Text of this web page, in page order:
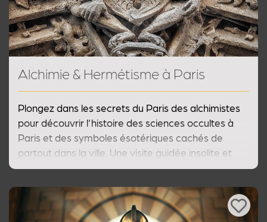
Alchimie & Hermétisme à Paris
Plongez dans les secrets du Paris des alchimistes
pour découvrir l'histoire des sciences occultes à
Paris et des symboles ésotériques cachés de
partout dans la ville. Une visite guidée insolite et
surprenante du Paris ésotérique pour découvrir les